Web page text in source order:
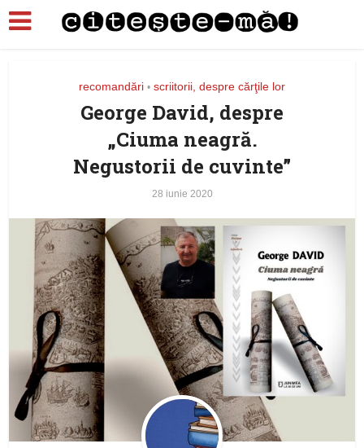
recomandări • scriitorii, despre cărţile lor
George David, despre
„Ciuma neagră.
Negustorii de cuvinte”
28 iunie 2020